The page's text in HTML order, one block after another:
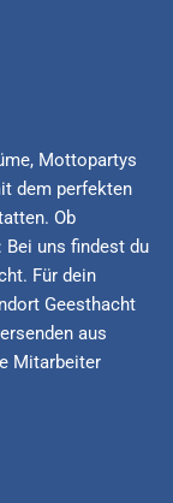
Mottopartys
dem perfekten
Ob
Bei uns findest du
Für dein
Geesthacht
aus
Mitarbeiter